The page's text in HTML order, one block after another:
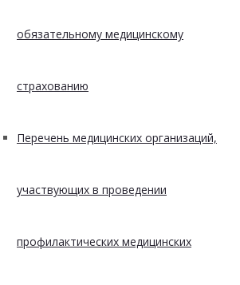
обязательному медицинскому
страхованию
Перечень медицинских организаций,
участвующих в проведении
профилактических медицинских